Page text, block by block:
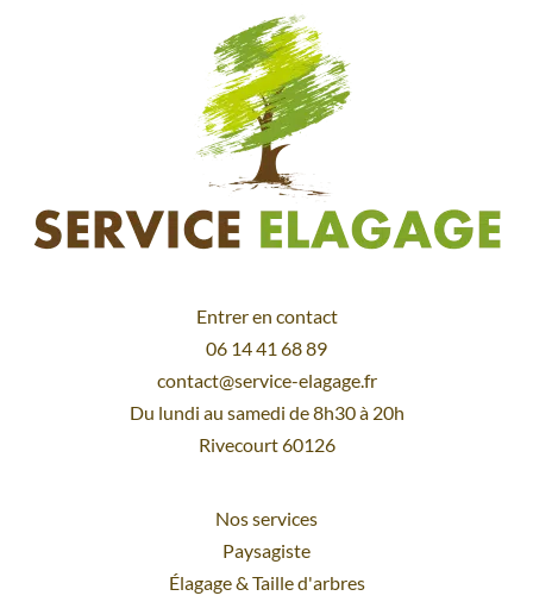
Entrer en contact
06 14 41 68 89
contact@service-elagage.fr
Du lundi au samedi de 8h30 à 20h
Rivecourt 60126
Nos services
Paysagiste
Élagage& Taille d'arbres